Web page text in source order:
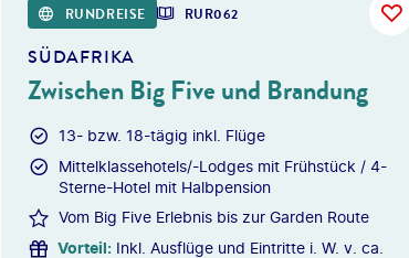
RUNDREISE RUR062
SÜDAFRIKA
Zwischen Big Five und Brandung
13- bzw. 18-tägig inkl. Flüge
Mittelklassehotels/-Lodges mit Frühstück / 4-
Sterne-Hotel mit Halbpension
Vom Big Five Erlebnis bis zur Garden Route
Vorteil: Inkl. Ausflüge und Eintritte i. W. v. ca.